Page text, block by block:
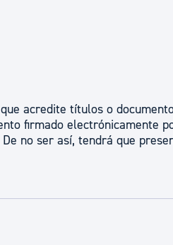
acredite títulos o
firmado electrónicamente
no ser así, tendrá que